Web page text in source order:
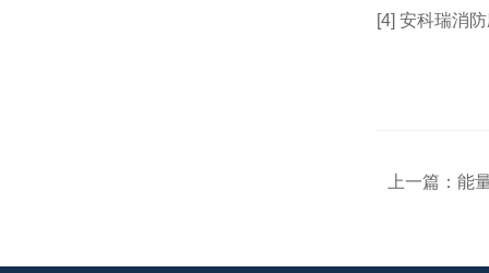
[4] 安科瑞消
上一篇： 能